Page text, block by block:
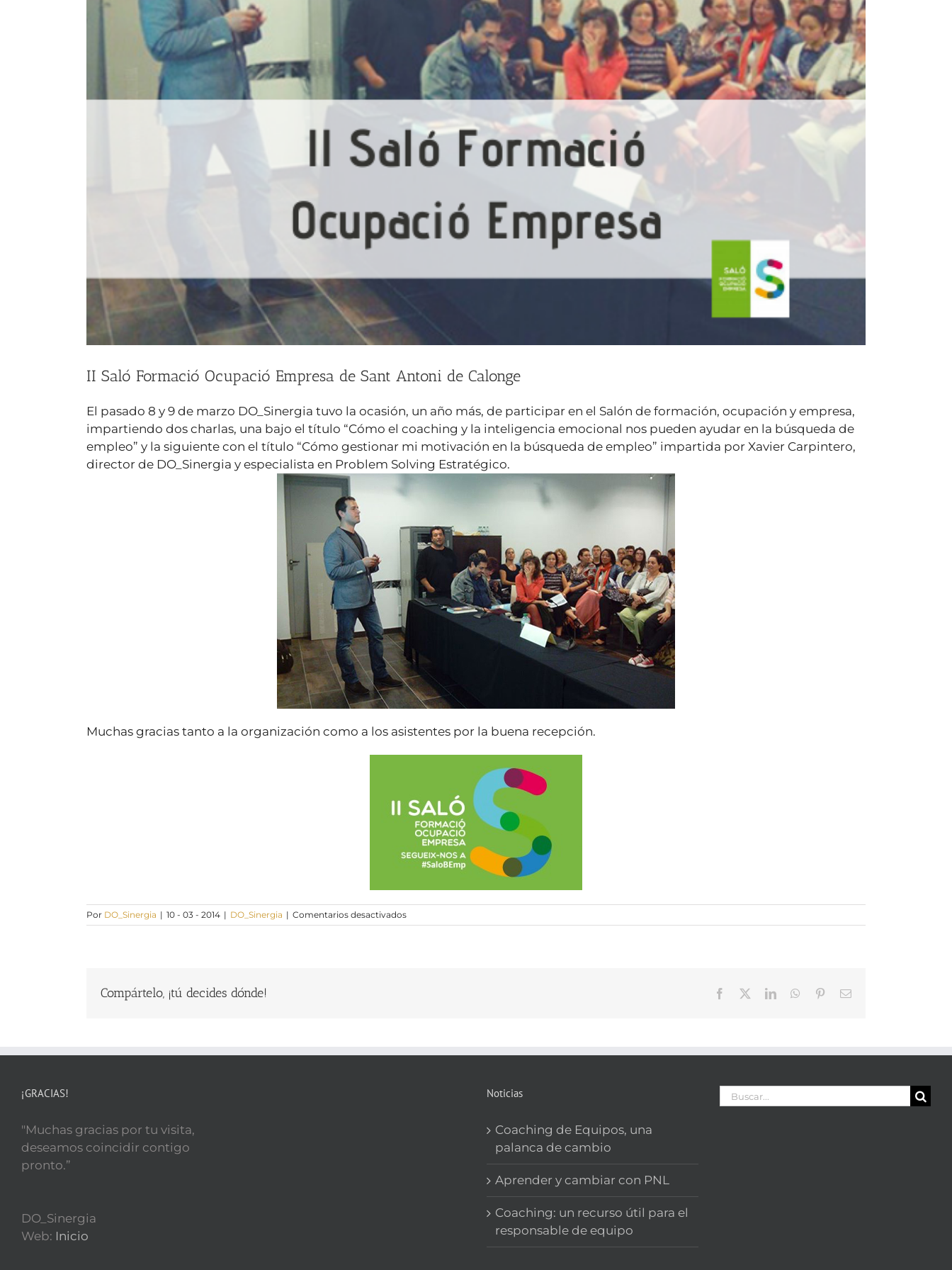
II Saló Formació Ocupació Empresa de Sant Antoni de Calonge
El pasado 8 y 9 de marzo DO_Sinergia tuvo la ocasión, un año más, de participar en el Salón de formación, ocupación y empresa,
impartiendo dos charlas, una bajo el título “Cómo el coaching y la inteligencia emocional nos pueden ayudar en la búsqueda de
empleo” y la siguiente con el título “Cómo gestionar mi motivación en la búsqueda de empleo” impartida por Xavier Carpintero,
director de DO_Sinergia y especialista en Problem Solving Estratégico.
Muchas gracias tanto a la organización como a los asistentes por la buena recepción.
Por DO_Sinergia | 10 - 03 - 2014 | DO_Sinergia | Comentarios desactivadosen
II
Compártelo, ¡tú decides dónde! Facebook LinkedInWhatsApp
PinterestCorreo
¡GRACIAS!
"Muchas gracias por tu visita,
deseamos coincidir contigo
pronto.”
DO_Sinergia
Web: Inicio
Noticias
Coaching de Equipos, una
palanca de cambio
Aprender y cambiar con PNL
Coaching: un recurso útil para el
responsable de equipo
Buscar: